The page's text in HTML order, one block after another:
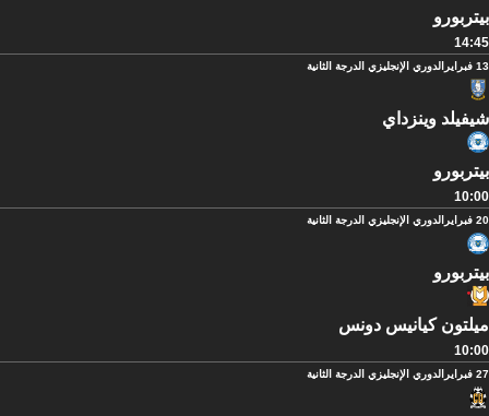
بيتربورو
14:45
13 فبراير الدوري الإنجليزي الدرجة الثانية
شيفيلد وينزداي
بيتربورو
10:00
20 فبراير الدوري الإنجليزي الدرجة الثانية
بيتربورو
ميلتون كيانيس دونس
10:00
27 فبراير الدوري الإنجليزي الدرجة الثانية